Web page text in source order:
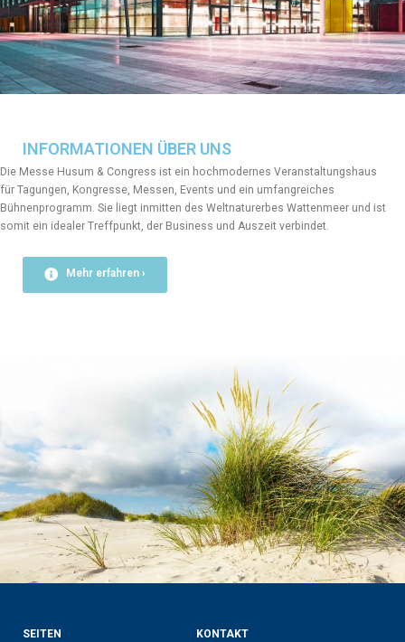
INFORMATIONEN ÜBER UNS
Die Messe Husum & Congress ist ein hochmodernes Veranstaltungshaus
für Tagungen, Kongresse, Messen, Events und ein umfangreiches
Bühnenprogramm. Sie liegt inmitten des Weltnaturerbes Wattenmeer und ist
somit ein idealer Treffpunkt, der Business und Auszeit verbindet.
Mehr erfahren ›
SEITEN KONTAKT